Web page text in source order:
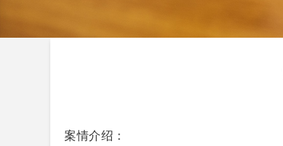
案情介绍：